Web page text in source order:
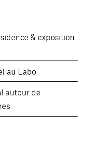
& exposition
au Labo
autour de